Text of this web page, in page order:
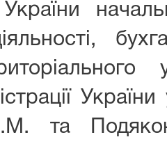
України
та